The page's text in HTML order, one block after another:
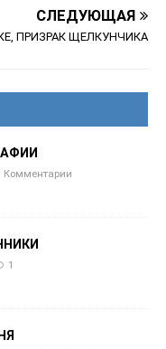
СЛЕДУЮЩАЯ
ПРИЗРАК ЩЕЛКУНЧИКА
Комментарии
1